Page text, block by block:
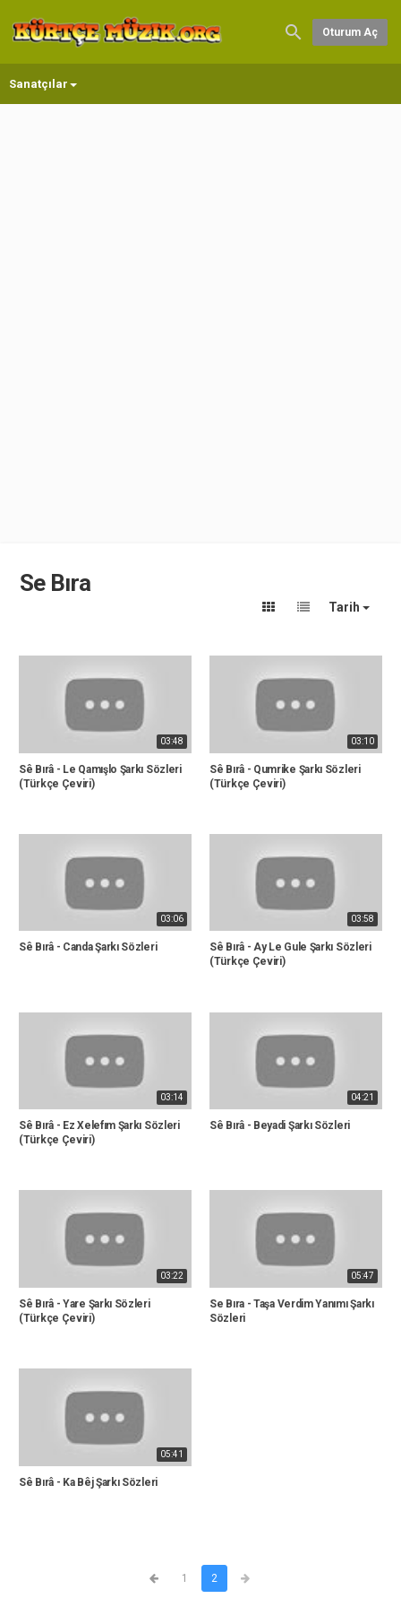
Oturum Aç
Sanatçılar
Se Bıra
Tarih
03:48
Sê Bırâ - Le Qamışlo Şarkı Sözleri
(Türkçe Çeviri)
03:10
Sê Bırâ - Qumrike Şarkı Sözleri
(Türkçe Çeviri)
03:06
Sê Bırâ - Canda Şarkı Sözleri
03:58
Sê Bırâ - Ay Le Gule Şarkı Sözleri
(Türkçe Çeviri)
03:14
Sê Bırâ - Ez Xelefım Şarkı Sözleri
(Türkçe Çeviri)
04:21
Sê Bırâ - Beyadi Şarkı Sözleri
03:22
Sê Bırâ - Yare Şarkı Sözleri
(Türkçe Çeviri)
05:47
Se Bıra - Taşa Verdim Yanımı Şarkı
Sözleri
05:41
Sê Bırâ - Ka Bêj Şarkı Sözleri
1 2